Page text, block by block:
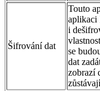
Šifrování dat
Touto
aplikaci
i
se
dat
zobrazí